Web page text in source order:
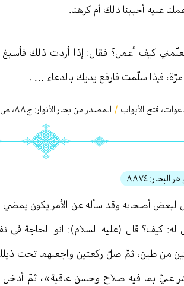
عليه أحببنا ذلك أم كرهنا.
كيف أعمل؟ فقال: إذا أردت ذلك
مرّة، فإذا سلّمت فارفع يديك بالدعاء … .
فتح الأبواب / المصدر من بحار الأنوار: ج٨٨، ص٢٣٥
البحار: ٨٨٧٤
لبعض أصحابه وقد سأله عن الأمر يكون يمضي
له: كيف؟ قال (عليه السلام): انو الحاجة
من طين، ثمّ صلّ ركعتين واجعلهما تحت
عليّ بما فيه صلاح وحسن عاقبة»، ثمّ أدخل